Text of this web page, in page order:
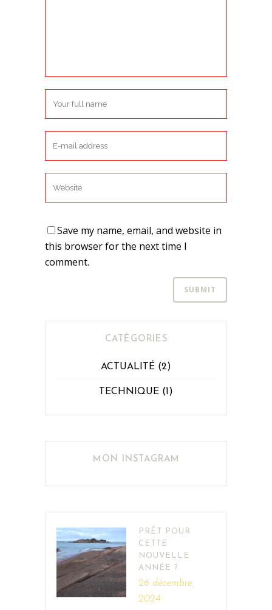
Save my name, email, and website in
this browser for the next time I
comment.
CATÉGORIES
ACTUALITÉ (2)
TECHNIQUE (1)
MON INSTAGRAM
PRÊT POUR
CETTE
NOUVELLE
ANNÉE ?
26 décembre,
2024